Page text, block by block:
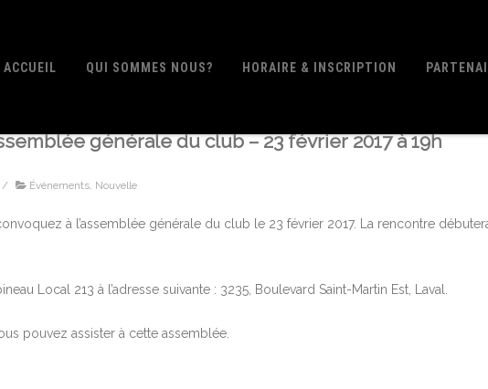
ACCUEIL QUI SOMMES NOUS? HORAIRE & INSCRIPTION
générale du club – 23 février 2017 à 19h
/ Événements, Nouvelle
à l’assemblée générale du club le 23 février 2017. La rencontre
Local 213 à l’adresse suivante : 3235, Boulevard Saint-Martin Est, Laval.
pouvez assister à cette assemblée.